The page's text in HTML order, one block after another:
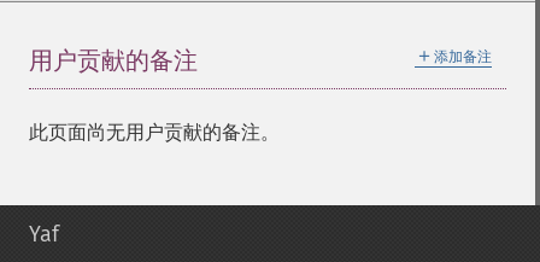
＋ 添加备注
用户贡献的备注
此页面尚无用户贡献的备注。
Yaf